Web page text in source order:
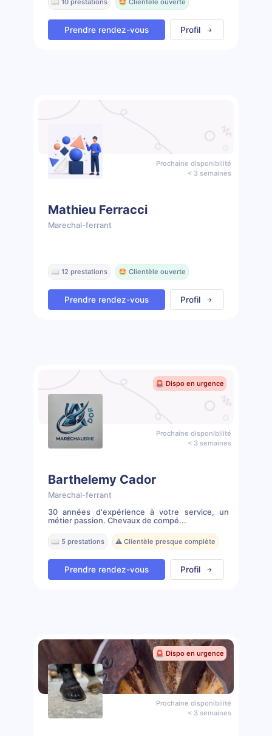
Prendre rendez-vous Profil
Prochaine disponibilité
< 3 semaines
Mathieu Ferracci
Marechal-ferrant
📖 12 prestations 🤩 Clientèle ouverte
Prendre rendez-vous Profil
🚨 Dispo en urgence
Prochaine disponibilité
< 3 semaines
Barthelemy Cador
Marechal-ferrant
30 années d'expérience à votre service, un
métier passion. Chevaux de compé...
📖 5 prestations ⚠️ Clientèle presque complète
Prendre rendez-vous Profil
🚨 Dispo en urgence
Prochaine disponibilité
< 3 semaines